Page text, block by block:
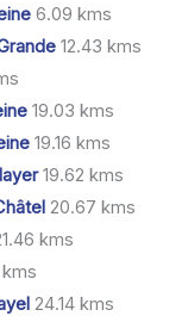
6.09 kms
12.43 kms
19.03 kms
19.16 kms
19.62 kms
20.67 kms
kms
24.14 kms